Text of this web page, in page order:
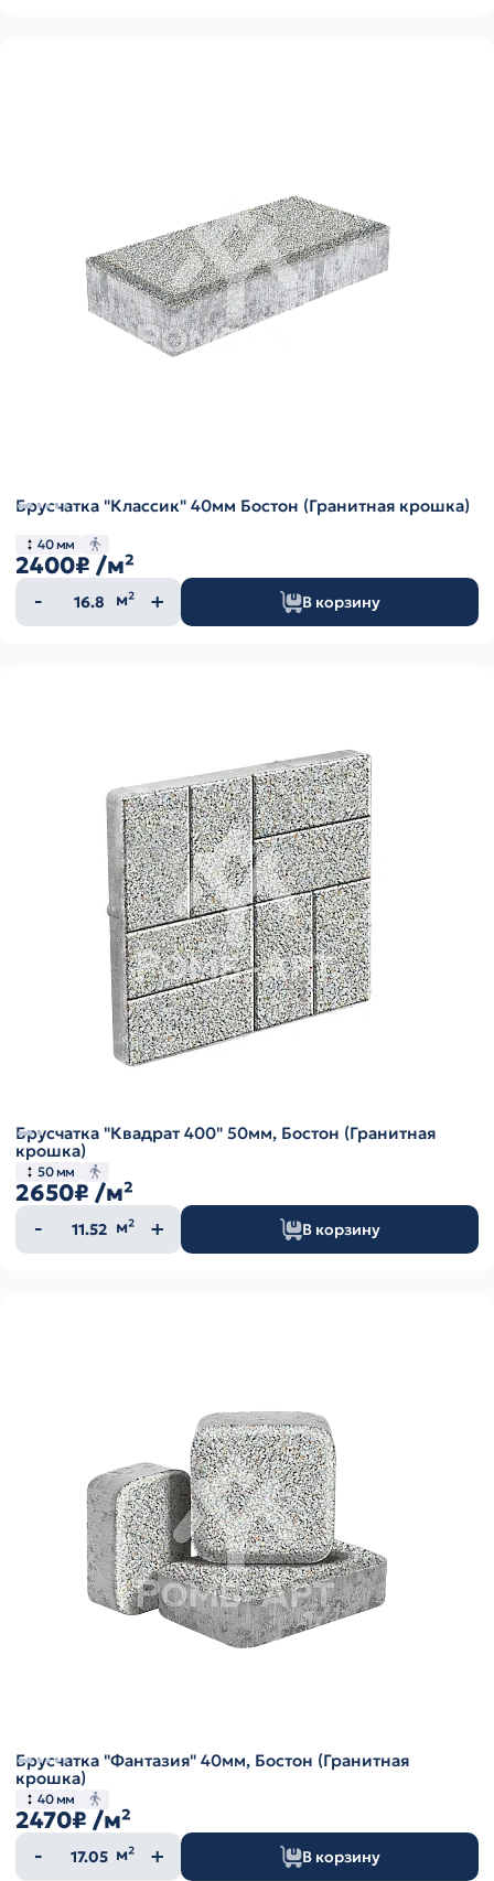
Брусчатка "Классик" 40мм Бостон (Гранитная крошка)
40 мм
2400₽ /м²
Количество
товара
м² В корзину
Брусчатка "Квадрат 400" 50мм, Бостон (Гранитная
крошка)
50 мм
2650₽ /м²
Количество
товара
м² В корзину
Брусчатка "Фантазия" 40мм, Бостон (Гранитная
крошка)
40 мм
2470₽ /м²
Количество
товара
м² В корзину